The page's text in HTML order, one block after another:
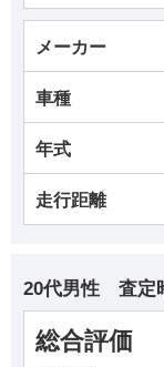
メーカー
車種
年式
走行距離
20代男性 査定
総合評価